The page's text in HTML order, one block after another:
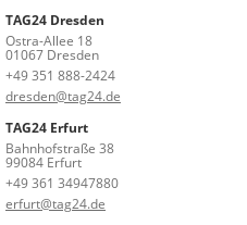
TAG24 Dresden
Ostra-Allee 18
01067 Dresden
+49 351 888-2424
dresden@tag24.de
TAG24 Erfurt
Bahnhofstraße 38
99084 Erfurt
+49 361 34947880
erfurt@tag24.de